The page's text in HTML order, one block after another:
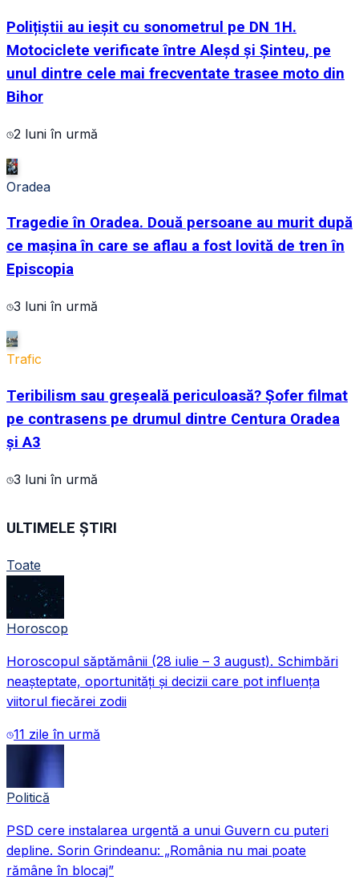
Polițiștii au ieșit cu sonometrul pe DN 1H.
Motociclete verificate între Aleșd și Șinteu, pe
unul dintre cele mai frecventate trasee moto din
Bihor
2 luni în urmă
Oradea
Tragedie în Oradea. Două persoane au murit după
ce mașina în care se aflau a fost lovită de tren în
Episcopia
3 luni în urmă
Trafic
Teribilism sau greșeală periculoasă? Șofer filmat
pe contrasens pe drumul dintre Centura Oradea
și A3
3 luni în urmă
ULTIMELE ȘTIRI
Toate
Horoscop
Horoscopul săptămânii (28 iulie – 3 august). Schimbări
neașteptate, oportunități și decizii care pot influența
viitorul fiecărei zodii
11 zile în urmă
Politică
PSD cere instalarea urgentă a unui Guvern cu puteri
depline. Sorin Grindeanu: „România nu mai poate
rămâne în blocaj”